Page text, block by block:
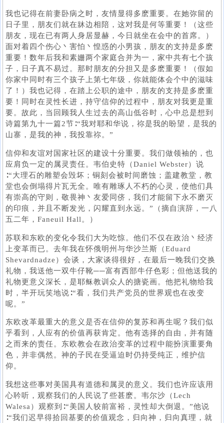
我也记得在前妻卧病之时，友情显得多麽重要。在她弥留的
日子里，朋友们就在牀边相陪，这对我是何等重要！（这些
朋友，现在已有两人身居显赫，今日就坐在会中的首席。）
面对着四个伤心丶害怕丶惶惑的小男孩，朋友的支持是多麽
重要！数年后我和素姗两个家庭合并为一，家中共有七个孩
子，日子真不易过。那时朋友的分担又是多麽重要！（假如
你家中同时有三个孩子上第七年级，你就能体会个中的滋味
了！）我也记得，在踏上公职的途中，朋友的支持是多麽重
要！同时在灵性长进，持守信仰的过程中，朋友对我更是重
要。故此，当回顾我人生过去的高山低谷时，心中总是想到
诗篇第九十一篇2节∶“我对耶和华说，祢是我的盼望，是我的
山寨，是我的神，我投靠祢。”
信仰和友谊对国家社区的建设十分重要。我们做领袖的，也
应肩负一定的属灵责任。韦伯史特（Daniel Webster）说
∶“大理石的雕塑会毁坏；铜刻会被时间磨蚀；盖建教堂，教
堂也会倒塌得片瓦无全。唯有雕琢人不朽的心灵，使他们具
有崇高的守则，敬畏神丶友爱同侪，我们才能留下永不磨灭
的印痕，并且不断发光，闪耀直到永远。”（摘自演辞，一八
五二年，Faneuil Hall。）
苏联和东欧的变化令我们大为吃惊。他们不仅在政治丶经济
上变革而已。去年我在怀俄明州与华沙兰斯（Eduard
Shevardnadze）会谈，大家谈得很好，在最后一晚我们交换
礼物，我送他一双牛仔靴──富有西部牛仔色彩；但他送我的
礼物更意义深长，是耶稣教训众人的搪瓷画。他把礼物给我
时，半开玩笑地说∶“看，我们共产党员的世界观也在改变
呢。”
东欧改革最重大的意义是否在信仰的复苏和再生呢？我们似
乎看到，人应有的价值再获肯定。他有选择的自由，并有随
之而来的责任。东欧教会在政治变革的过程中能扮演重要角
色，并非偶然。神的子民在受逼迫时仍持受纯正，维护信
仰。
我想这些事对美国具有道德和属灵的意义。我们也许应该用
心耹听，观察我们的人民说了些甚麽。韦尔沙（Lech
Walesa）观察到∶“美国人较前富裕，灵性却大倒退。”他说
∶“我们迟早得拾回基要的价值观念，归向神，归向真理，就